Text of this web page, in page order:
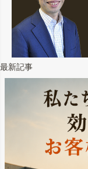
最新記事